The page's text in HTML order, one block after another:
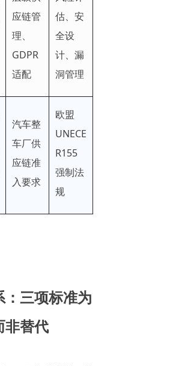
应链管
理、
GDPR
适配
估、安
全设
计、漏
洞管理
汽车整
车厂供
应链准
入要求
欧盟
UNECE
R155
强制法
规
三项标准为
非替代